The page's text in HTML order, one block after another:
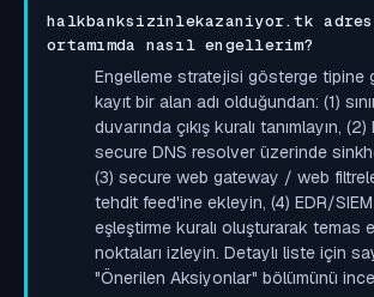
halkbanksizinlekazaniyor.tk
ortamımda nasıl engellerim?
Engelleme stratejisi gösterge tipine
kayıt bir alan adı olduğundan: (1)
duvarında çıkış kuralı tanımlayın,
secure DNS resolver üzerinde
(3) secure web gateway / web
tehdit feed'ine ekleyin, (4) EDR/
eşleştirme kuralı oluşturarak temas
noktaları izleyin. Detaylı liste için
"Önerilen Aksiyonlar" bölümünü